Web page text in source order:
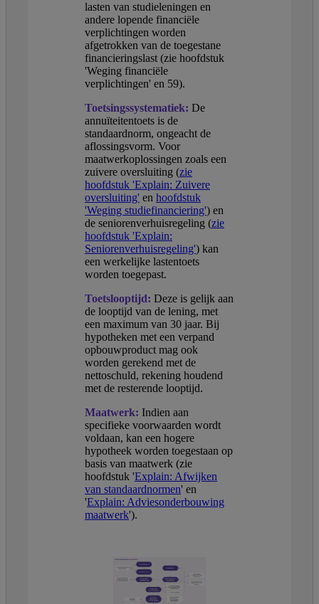
lasten van studieleningen en
andere lopende financiële
verplichtingen worden
afgetrokken van de toegestane
financieringslast (zie hoofdstuk
'Weging financiële
verplichtingen' en 59).
Toetsingssystematiek: De
annuïteitentoets is de
standaardnorm, ongeacht de
aflossingsvorm. Voor
maatwerkoplossingen zoals een
zuivere oversluiting (zie
hoofdstuk 'Explain: Zuivere
oversluiting' en hoofdstuk
'Weging studiefinanciering') en
de seniorenverhuisregeling (zie
hoofdstuk 'Explain:
Seniorenverhuisregeling') kan
een werkelijke lastentoets
worden toegepast.
Toetslooptijd: Deze is gelijk aan
de looptijd van de lening, met
een maximum van 30 jaar. Bij
hypotheken met een verpand
opbouwproduct mag ook
worden gerekend met de
nettoschuld, rekening houdend
met de resterende looptijd.
Maatwerk: Indien aan
specifieke voorwaarden wordt
voldaan, kan een hogere
hypotheek worden toegestaan op
basis van maatwerk (zie
hoofdstuk 'Explain: Afwijken
van standaardnormen' en
'Explain: Adviesonderbouwing
maatwerk').